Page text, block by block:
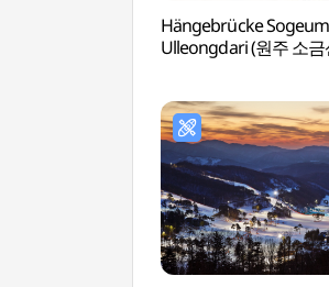
Hängebrücke
Ulleongdari (원주 소